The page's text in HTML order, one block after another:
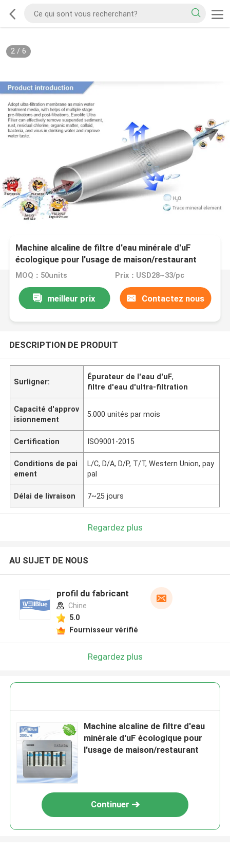
2/ 6
Machine alcaline de filtre d'eau minérale d'uF
écologique pour l'usage de maison/restaurant
MOQ：50units Prix：USD28~33/pc
meilleur prix Contactez nous
DESCRIPTION DE PRODUIT
Surligner:
Épurateur de l'eau d'uF,
filtre d'eau d'ultra-filtration
Capacité d'approv
isionnement
5.000 unités par mois
Certification ISO9001-2015
Conditions de pai
ement
L/C, D/A, D/P, T/T, Western Union, pay
pal
Délai de livraison 7~25 jours
Regardez plus
AU SUJET DE NOUS
profil du fabricant
Chine
5.0
Fournisseur vérifié
Regardez plus
Machine alcaline de filtre d'eau
minérale d'uF écologique pour
l'usage de maison/restaurant
Continuer